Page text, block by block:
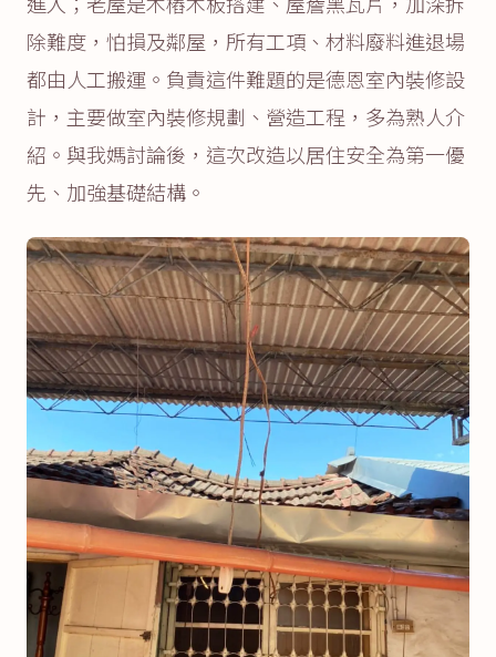
除難度，怕損及鄰屋，所有工項、材料廢料進退場
都由人工搬運。負責這件難題的是德恩室內裝修設
計，主要做室內裝修規劃、營造工程，多為熟人介
紹。與我媽討論後，這次改造以居住安全為第一優
先、加強基礎結構。